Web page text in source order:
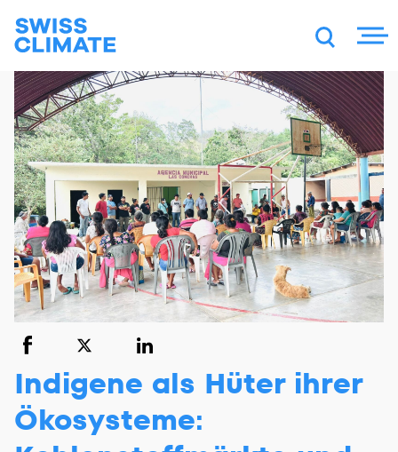
DE FR EN
Indigene als Hüter ihrer
Ökosysteme: